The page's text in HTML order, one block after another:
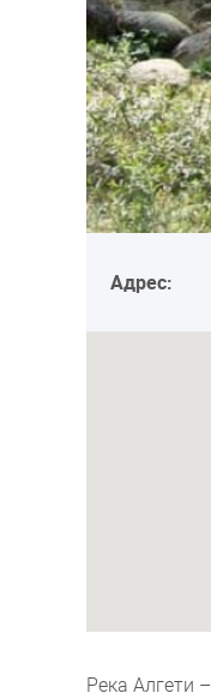
Адрес:
Река Алгети